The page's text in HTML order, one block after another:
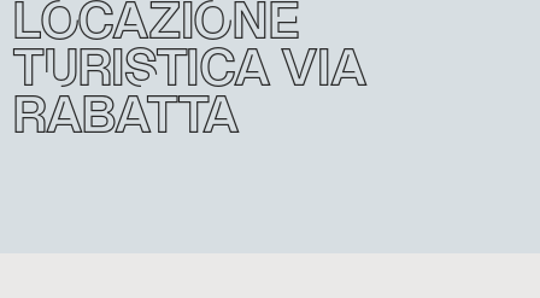
LOCAZIONE
TURISTICA VIA
RABATTA